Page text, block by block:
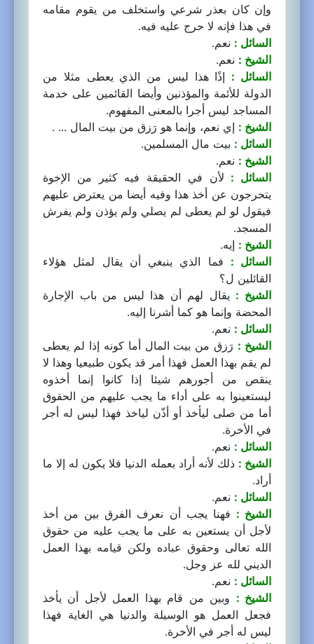
وإن كان بعذر شرعي واستخلف من يقوم مقامه
في هذا فإنه لا حرج عليه فيه.
السائل : نعم.
الشيخ : نعم.
السائل : إذًا هذا ليس من الذي يعطى مثلا من
الدولة للأئمة والمؤذنين وأيضا القائمين على خدمة
المساجد ليس أجرا بالمعنى المفهوم.
الشيخ : إي نعم، وإنما هو رَزق من بيت المال ... .
السائل : بيت مال المسلمين.
الشيخ : نعم.
السائل : لأن في الحقيقة فيه كثير من الإخوة
يتحرجون عن أخذ هذا وفيه أيضا من يعترض عليهم
فيقول لو لم يعطى لم يصلي ولم يؤذن ولم يفرش
المسجد.
الشيخ : إيه.
السائل : فما الذي ينبغي أن يقال لمثل هؤلاء
القائلين ل؟
الشيخ : يقال لهم أن هذا ليس من باب الإجارة
المحضة وإنما هو كما أشرنا إليه.
السائل : نعم.
الشيخ : رَزق من بيت المال أما كونه إذا لم يعطى
لم يقم بهذا العمل فهذا أمر قد يكون طبيعيا وهذا لا
ينقص من أجورهم شيئا إذا كانوا إنما أخذوه
ليستعينوا به على أداء ما يجب عليهم من الحقوق
أما من صلى ليأخذ أو أذّن لياخذ فهذا ليس له أجر
في الأخرة.
السائل : نعم.
الشيخ : ذلك لأنه أراد بعمله الدنيا فلا يكون له إلا ما
أراد.
السائل : نعم.
الشيخ : فهنا يجب أن نعرف الفرق بين من أخذ
لأجل أن يستعين به على ما يجب عليه من حقوق
الله تعالى وحقوق عباده ولكن قيامه بهذا العمل
الديني لله عز وجل.
السائل : نعم.
الشيخ : وبين من قام بهذا العمل لأجل أن يأخذ
فجعل العمل هو الوسيلة والدنيا هي الغاية فهذا
ليس له أجر في الأخرة.